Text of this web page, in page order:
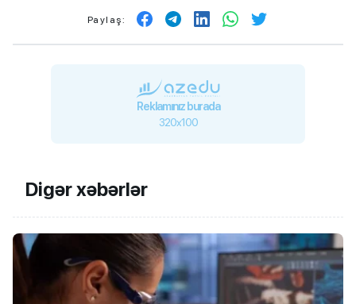
Paylaş:
Reklamınız burada
320x100
Digər xəbərlər